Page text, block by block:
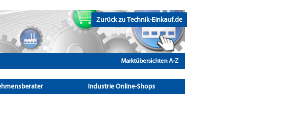
Zurück zu Technik-Einkauf.de
Marktübersichten A-Z
Industrie Online-Shops